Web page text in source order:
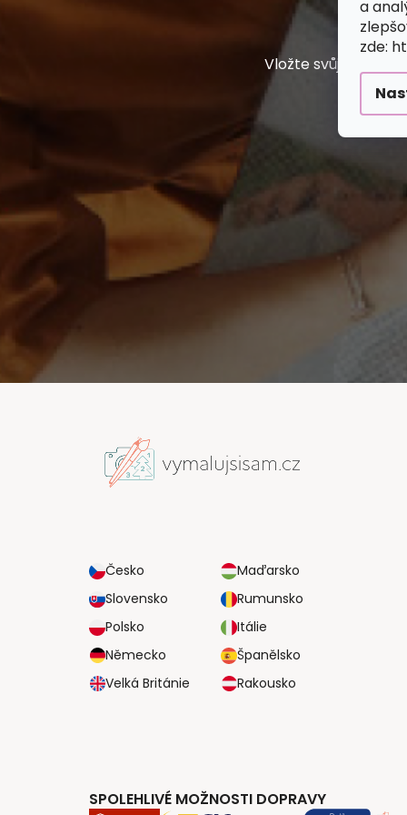
a
zde:
Vložte svůj e-mail
Česko
Maďarsko
Slovensko
Rumunsko
Polsko
Itálie
Německo
Španělsko
Velká Británie
Rakousko
SPOLEHLIVÉ MOŽNOSTI DOPRAVY